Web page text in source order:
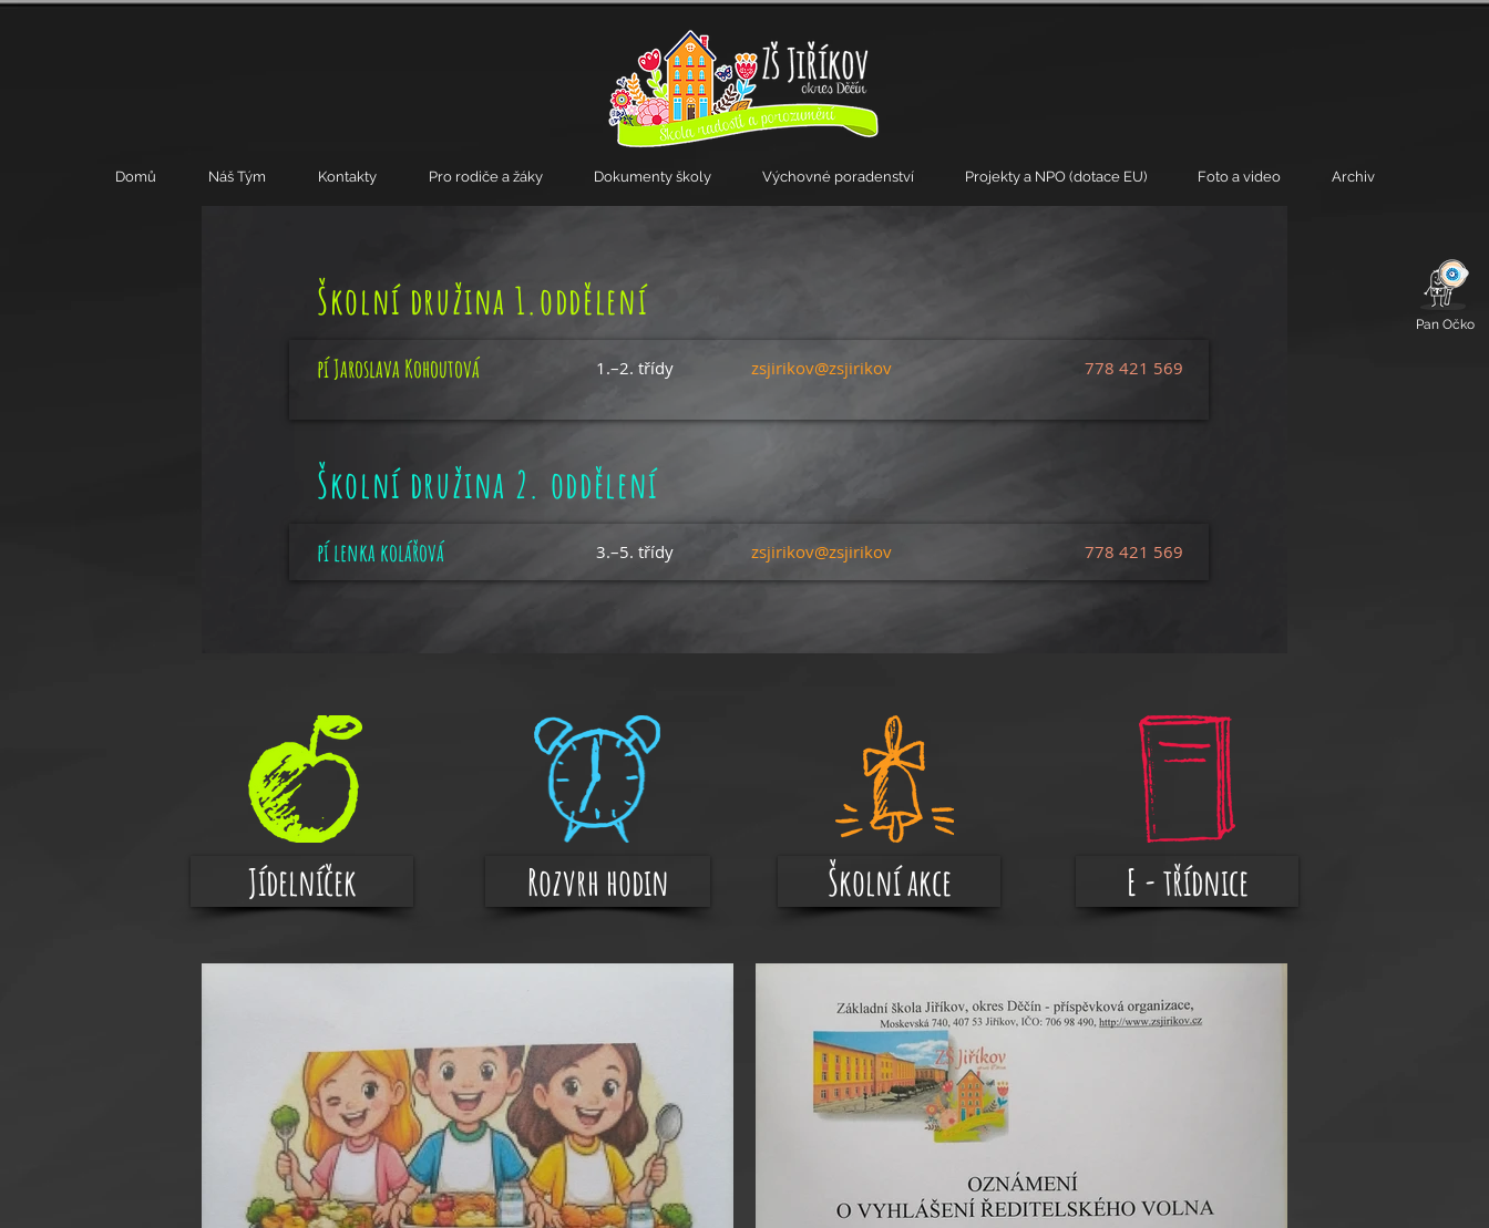
Pan Očko
Domů Náš Tým Kontakty Pro rodiče a žáky Dokumenty školy Výchovné poradenství Projekty a NPO (dotace EU) Foto a video Archiv
Školní družina 1.oddělení
pí Jaroslava Kohoutová 1.–2. třídy zsjirikov@zsjirikov 778 421 569
Školní družina 2. oddělení
pí lenka kolářová 3.–5. třídy zsjirikov@zsjirikov 778 421 569
Jídelníček Rozvrh hodin Školní akce E - třídnice